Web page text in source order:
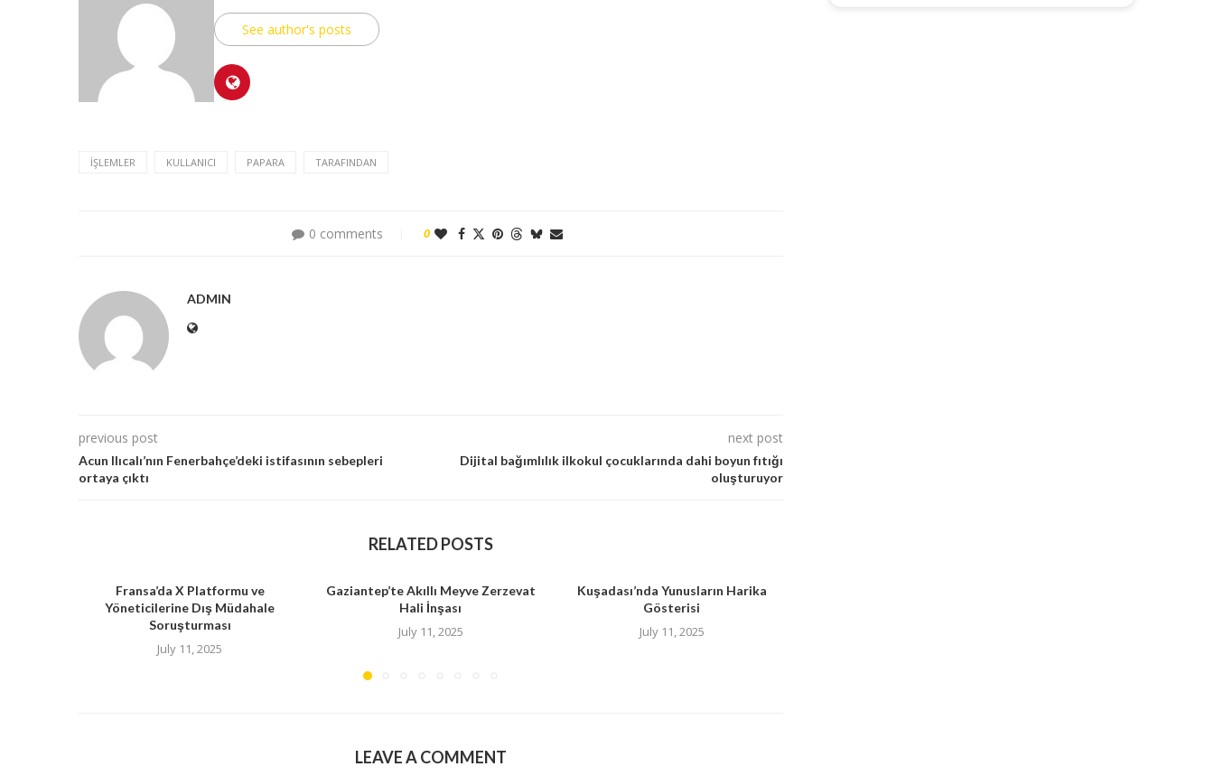
See author's posts
İŞLEMLER KULLANICI PAPARA TARAFINDAN
0 comments 0
ADMIN
previous post
Acun Ilıcalı’nın Fenerbahçe’deki istifasının sebepleri
ortaya çıktı
next post
Dijital bağımlılık ilkokul çocuklarında dahi boyun fıtığı
oluşturuyor
RELATED POSTS
Fransa’da X Platformu ve
Yöneticilerine Dış Müdahale
Soruşturması
July 11, 2025
Gaziantep’te Akıllı Meyve Zerzevat
Hali İnşası
July 11, 2025
Kuşadası’nda Yunusların Harika
Gösterisi
July 11, 2025
LEAVE A COMMENT